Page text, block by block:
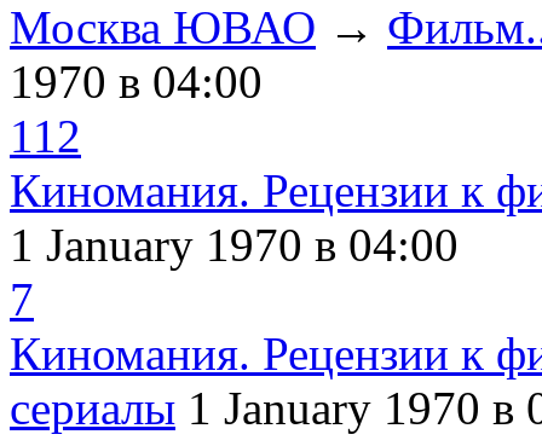
Москва ЮВАО →
1970 в 04:00
112
Киномания. Рецензии к
1 January 1970 в 04:00
7
Киномания. Рецензии к
сериалы 1 January 1970 в